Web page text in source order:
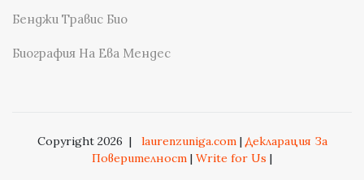
Бенджи Травис Био
Биография На Ева Мендес
Copyright 2026 | laurenzuniga.com|Декларация За
Поверителност | Write for Us |